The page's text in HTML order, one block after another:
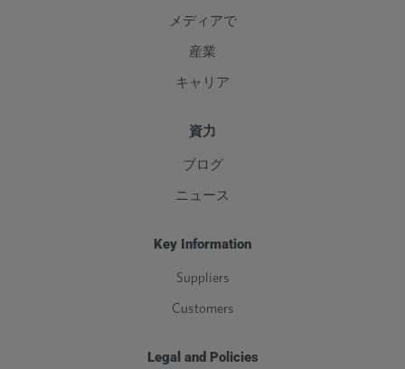
メディアで
産業
キャリア
資力
ブログ
ニュース
Key Information
Suppliers
Customers
Legal and Policies